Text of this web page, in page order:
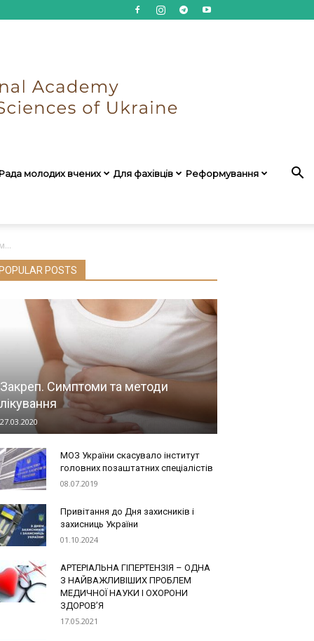
Рада молодих вчених Для фахівців Реформування
POPULAR POSTS
Закреп. Симптоми та методи
лікування
27.03.2020
МОЗ України скасувало інститут
головних позаштатних спеціалістів
08.07.2019
Привітання до Дня захисників і
захисниць України
01.10.2024
АРТЕРІАЛЬНА ГІПЕРТЕНЗІЯ – ОДНА
З НАЙВАЖЛИВІШИХ ПРОБЛЕМ
МЕДИЧНОЇ НАУКИ І ОХОРОНИ
ЗДОРОВ’Я
17.05.2021